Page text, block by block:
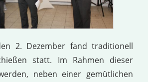
2. Dezember fand traditionell
statt. Im Rahmen dieser
neben einer gemütlichen